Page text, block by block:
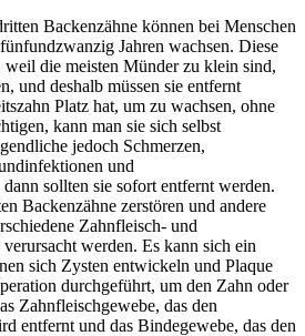
Backenzähne können bei Menschen
Jahren wachsen. Diese
weil die meisten Münder zu klein sind,
und deshalb müssen sie entfernt
Platz hat, um zu wachsen, ohne
kann man sie sich selbst
jedoch Schmerzen,
und
sollten sie sofort entfernt werden.
Backenzähne zerstören und andere
Zahnfleisch- und
werden. Es kann sich ein
sich Zysten entwickeln und Plaque
durchgeführt, um den Zahn oder
Zahnfleischgewebe, das den
entfernt und das Bindegewebe, das den